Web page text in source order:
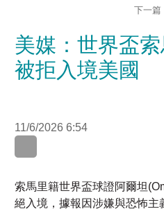
下一篇
美媒：世界盃
被拒入境美國
11/6/2026 6:54
索馬里籍世界盃球證阿爾坦
絕入境，據報因涉嫌與恐怖主